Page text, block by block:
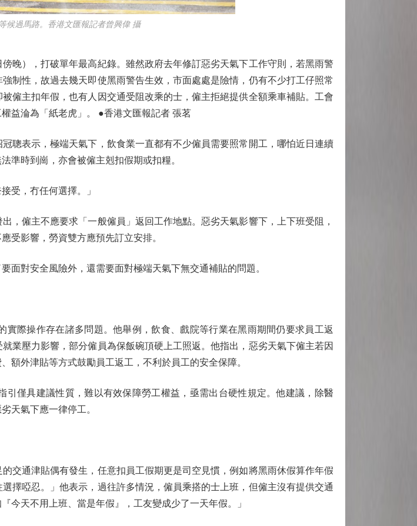
候過馬路。香港文匯報記者曾興偉 攝
），打破單年最高紀錄。雖然政府去年修訂惡劣天氣下工作守則，若黑雨警
制性，故過去幾天即使黑雨警告生效，市面處處是險情，仍有不少打工仔照常
僱主扣年假，也有人因交通受阻改乘的士，僱主拒絕提供全額乘車補貼。工會
益淪為「紙老虎」。 ●香港文匯報記者 張茗
表示，極端天氣下，飲食業一直都有不少僱員需要照常開工，哪怕近日連續
準時到崗，亦會被僱主剋扣假期或扣糧。
受，冇任何選擇。」
僱主不應要求「一般僱員」返回工作地點。惡劣天氣影響下，上下班受阻，
受影響，勞資雙方應預先訂立安排。
對安全風險外，還需要面對極端天氣下無交通補貼的問題。
際操作存在諸多問題。他舉例，飲食、戲院等行業在黑雨期間仍要求員工返
業壓力影響，部分僱員為保飯碗頂硬上工照返。他指出，惡劣天氣下僱主若因
額外津貼等方式鼓勵員工返工，不利於員工的安全保障。
僅具建議性質，難以有效保障勞工權益，亟需出台硬性規定。他建議，除醫
天氣下應一律停工。
通津貼偶有發生，任意扣員工假期更是司空見慣，例如將黑雨休假算作年假
擇啞忍。」他表示，過往許多情況，僱員乘搭的士上班，但僱主沒有提供交通
今天不用上班、當是年假』，工友變成少了一天年假。」